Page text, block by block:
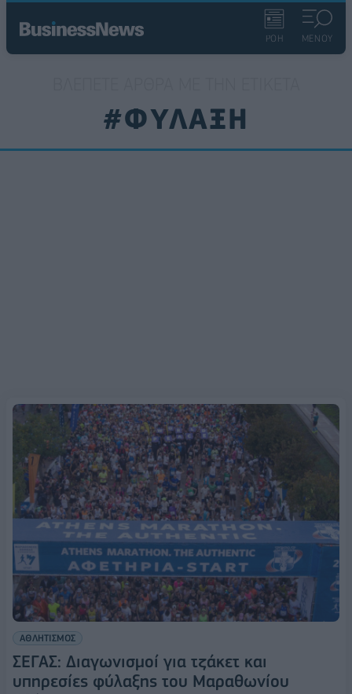
ΡΟΗ ΜΕΝΟΥ
#ΦΥΛΑΞΗ
ΑΘΛΗΤΙΣΜΟΣ
ΣΕΓΑΣ: Διαγωνισμοί για τζάκετ και
υπηρεσίες φύλαξης του Μαραθωνίου